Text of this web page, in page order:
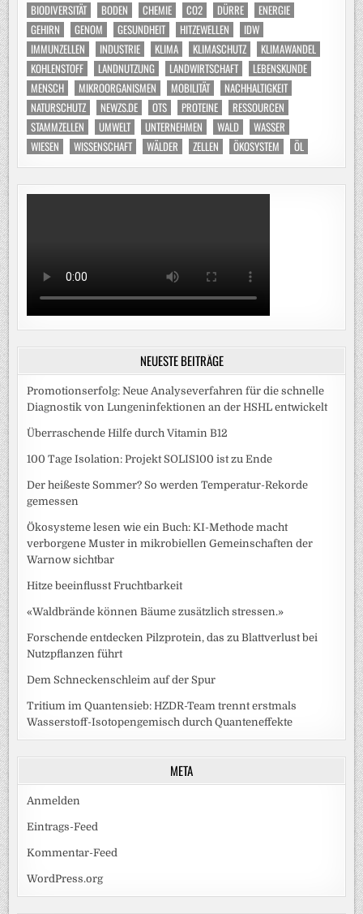
BIODIVERSITÄT BODEN CHEMIE CO2 DÜRRE
ENERGIE
GEHIRN
GENOM GESUNDHEIT HITZEWELLEN
IDW
IMMUNZELLEN
INDUSTRIE KLIMA KLIMASCHUTZ
KLIMAWANDEL
KOHLENSTOFF
LANDNUTZUNG LANDWIRTSCHAFT
LEBENSKUNDE
MENSCH
MIKROORGANISMEN MOBILITÄT
NACHHALTIGKEIT
NATURSCHUTZ
NEWZS.DE OTS PROTEINE
RESSOURCEN
STAMMZELLEN
UMWELT UNTERNEHMEN WALD
WASSER
WIESEN
WISSENSCHAFT WÄLDER ZELLEN ÖKOSYSTEM ÖL
NEUESTE BEITRÄGE
Promotionserfolg: Neue Analyseverfahren für die schnelle
Diagnostik von Lungeninfektionen an der HSHL entwickelt
Überraschende Hilfe durch Vitamin B12
100 Tage Isolation: Projekt SOLIS100 ist zu Ende
Der heißeste Sommer? So werden Temperatur-Rekorde
gemessen
Ökosysteme lesen wie ein Buch: KI-Methode macht
verborgene Muster in mikrobiellen Gemeinschaften der
Warnow sichtbar
Hitze beeinflusst Fruchtbarkeit
«Waldbrände können Bäume zusätzlich stressen.»
Forschende entdecken Pilzprotein, das zu Blattverlust bei
Nutzpflanzen führt
Dem Schneckenschleim auf der Spur
Tritium im Quantensieb: HZDR-Team trennt erstmals
Wasserstoff-Isotopengemisch durch Quanteneffekte
META
Anmelden
Eintrags-Feed
Kommentar-Feed
WordPress.org